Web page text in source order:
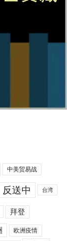
中美贸易战
反送中 台湾
拜登
欧洲疫情